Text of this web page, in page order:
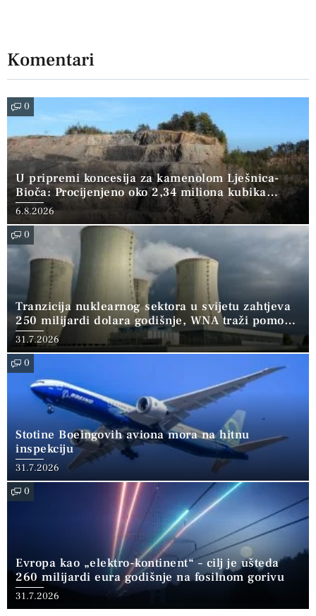
Komentari
0
U pripremi koncesija za kamenolom Lješnica-
Bioča: Procijenjeno oko 2,34 miliona kubika
kamena
6.8.2026
0
Tranzicija nuklearnog sektora u svijetu zahtjeva
250 milijardi dolara godišnje, WNA traži pomoć
banaka
31.7.2026
0
Stotine Boeingovih aviona mora na hitnu
inspekciju
31.7.2026
0
Evropa kao „elektro-kontinent“ – cilj je ušteda
260 milijardi eura godišnje na fosilnom gorivu
31.7.2026